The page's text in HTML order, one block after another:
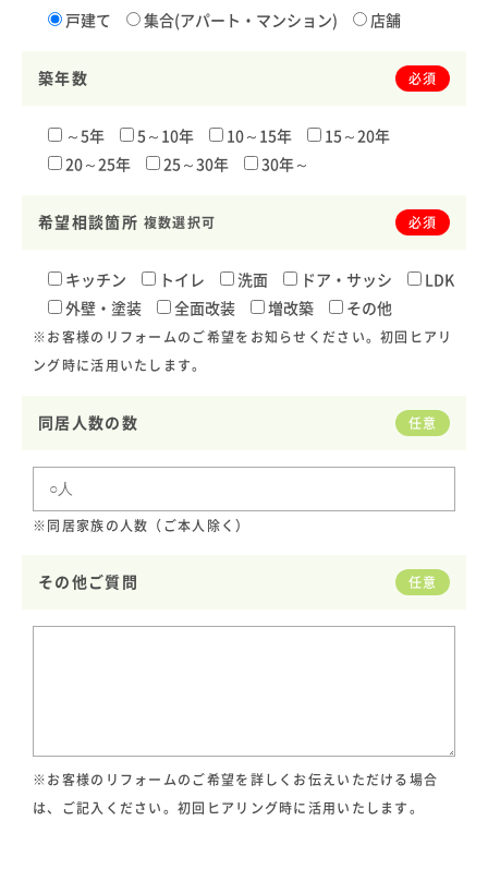
戸建て 集合(アパート・マンション) 店舗
築年数 必須
～5年 5～10年 10～15年
15～20年
20～25年
25～30年 30年～
希望相談箇所 複数選択可 必須
キッチン トイレ 洗面 ドア・サッシ
LDK
外壁・塗装
全面改装 増改築 その他
※お客様のリフォームのご希望をお知らせください。初回ヒアリ
ング時に活用いたします。
同居人数の数 任意
※同居家族の人数（ご本人除く）
その他ご質問 任意
※お客様のリフォームのご希望を詳しくお伝えいただける場合
は、ご記入ください。初回ヒアリング時に活用いたします。